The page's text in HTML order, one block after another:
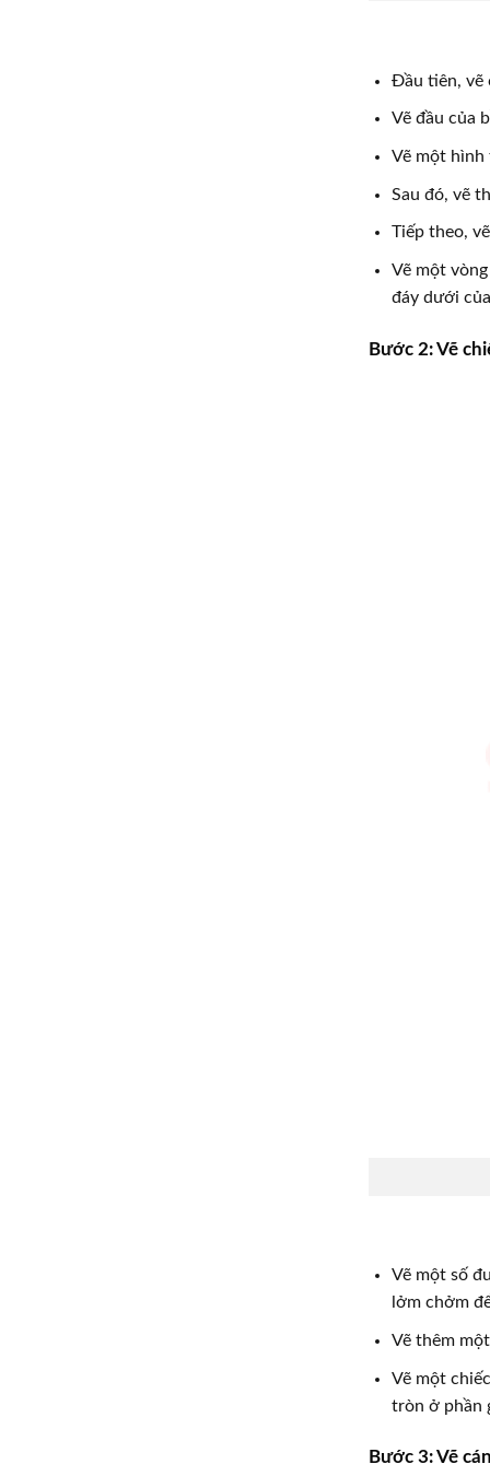
Đầu tiên, vẽ
Vẽ đầu của
Vẽ một hình
Sau đó, vẽ
Tiếp theo,
Vẽ một
đáy dưới
Bước 2: Vẽ
Vẽ một số
lởm chởm
Vẽ thêm
Vẽ một
tròn ở phần
Bước 3: Vẽ